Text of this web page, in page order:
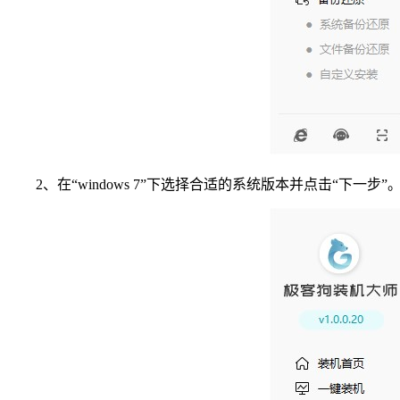
2、在“windows 7”下选择合适的系统版本并点击“下一步”